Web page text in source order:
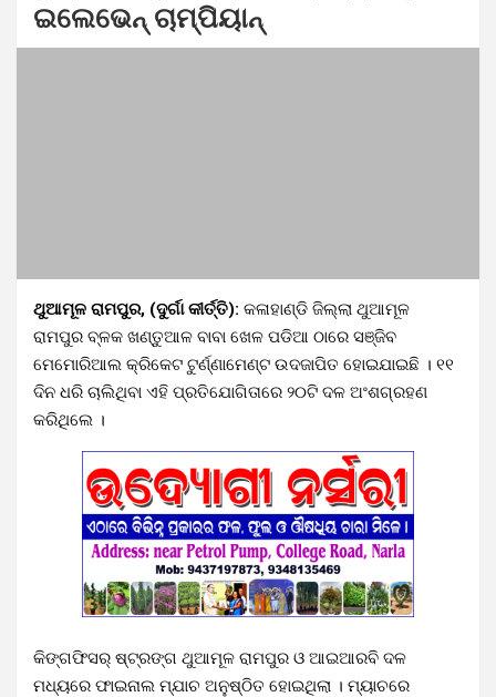
ଇଲେଭେନ୍ ଚାମ୍ପିୟାନ୍
ଥୁଆମୂଳ ରାମପୁର, (ଦୁର୍ଗା କୀର୍ତ୍ତି): କଳାହାଣ୍ଡି ଜିଲ୍ଲା ଥୁଆମୂଳ
ରାମପୁର ବ୍ଳକ ଖଣ୍ତୁଆଳ ବାବା ଖେଳ ପଡିଆ ଠାରେ ସଞ୍ଜିବ
ମେମୋରିଆଲ କ୍ରିକେଟ ଟୁର୍ଣ୍ଣାମେଣ୍ଟ ଉଦଜାପିତ ହୋଇଯାଇଛି । ୧୧
ଦିନ ଧରି ଚାଲିଥିବା ଏହି ପ୍ରତିଯୋଗିତାରେ ୨୦ଟି ଦଳ ଅଂଶଗ୍ରହଣ
କରିଥିଲେ ।
କିଙ୍ଗଫିସର୍ ଷ୍ଟ୍ରଙ୍ଗ ଥୁଆମୂଳ ରାମପୁର ଓ ଆଇଆରବି ଦଳ
ମଧ୍ୟରେ ଫାଇନାଲ ମ୍ଯାଚ ଅନୁଷ୍ଠିତ ହୋଇଥିଲା । ମ୍ୟାଚରେ